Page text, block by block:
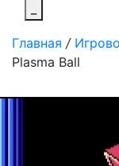
Главная /
Plasma Ball